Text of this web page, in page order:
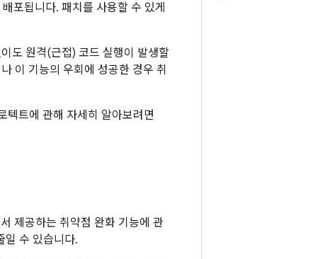
포됩니다. 패치를 사용할 수 있게
도 원격(근접) 코드 실행이 발생할
이 기능의 우회에 성공한 경우 취
텍트에 관해 자세히 알아보려면
제공하는 취약점 완화 기능에 관
일 수 있습니다.